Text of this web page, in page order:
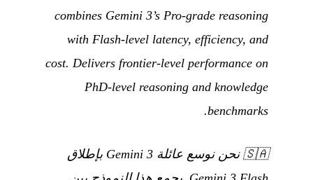
combines Gemini 3’s Pro-grade reasoning
with Flash-level latency, efficiency, and
cost. Delivers frontier-level performance on
PhD-level reasoning and knowledge
benchmarks.
🇸🇦
نحن نوسع عائلة Gemini 3 بإطلاق